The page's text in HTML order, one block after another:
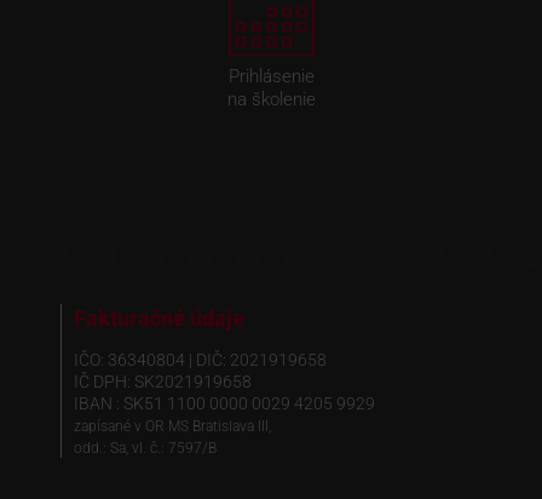
Prihlásenie
na školenie
Fakturačné údaje
IČO: 36340804 | DIČ: 2021919658
IČ DPH: SK2021919658
IBAN : SK51 1100 0000 0029 4205 9929
zapísané v OR MS Bratislava III,
odd.: Sa, vl. č.: 7597/B